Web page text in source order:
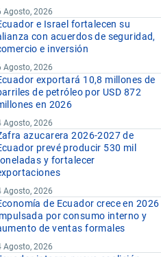
Agosto, 2026
e Israel fortalecen su
con acuerdos de seguridad,
e inversión
Agosto, 2026
exportará 10,8 millones de
de petróleo por USD 872
en 2026
Agosto, 2026
azucarera 2026-2027 de
prevé producir 530 mil
y fortalecer
Agosto, 2026
de Ecuador crece en 2026
por consumo interno y
de ventas formales
Agosto, 2026